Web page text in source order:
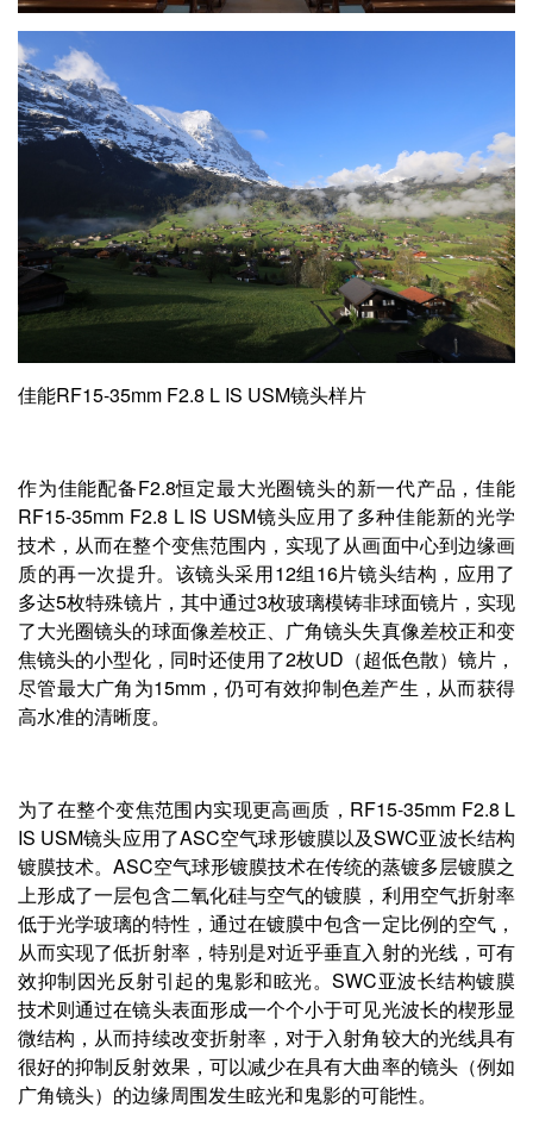
佳能RF15-35mm F2.8 L IS USM镜头样片
作为佳能配备F2.8恒定最大光圈镜头的新一代产品，佳能
RF15-35mm F2.8 L IS USM镜头应用了多种佳能新的光学
技术，从而在整个变焦范围内，实现了从画面中心到边缘画
质的再一次提升。该镜头采用12组16片镜头结构，应用了
多达5枚特殊镜片，其中通过3枚玻璃模铸非球面镜片，实现
了大光圈镜头的球面像差校正、广角镜头失真像差校正和变
焦镜头的小型化，同时还使用了2枚UD（超低色散）镜片，
尽管最大广角为15mm，仍可有效抑制色差产生，从而获得
高水准的清晰度。
为了在整个变焦范围内实现更高画质，RF15-35mm F2.8 L
IS USM镜头应用了ASC空气球形镀膜以及SWC亚波长结构
镀膜技术。ASC空气球形镀膜技术在传统的蒸镀多层镀膜之
上形成了一层包含二氧化硅与空气的镀膜，利用空气折射率
低于光学玻璃的特性，通过在镀膜中包含一定比例的空气，
从而实现了低折射率，特别是对近乎垂直入射的光线，可有
效抑制因光反射引起的鬼影和眩光。SWC亚波长结构镀膜
技术则通过在镜头表面形成一个个小于可见光波长的楔形显
微结构，从而持续改变折射率，对于入射角较大的光线具有
很好的抑制反射效果，可以减少在具有大曲率的镜头（例如
广角镜头）的边缘周围发生眩光和鬼影的可能性。